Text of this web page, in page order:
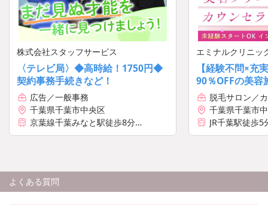
株式会社スタッフサービス
〈テレビ局〉◆高時給！1750円◆
契約事務手続きなど！
広告／一般事務
千葉県千葉市中央区
京葉線千葉みなと駅徒歩8分
千葉都市モノレール市役所前駅徒歩2
エミナルクリニ
【経験不問×充
90％OFFの美容
与年3回と業界
遇＆収入
脱毛サロン／
千葉県千葉市
11 常盤ビル7階
JR千葉駅徒歩5
よくある質問